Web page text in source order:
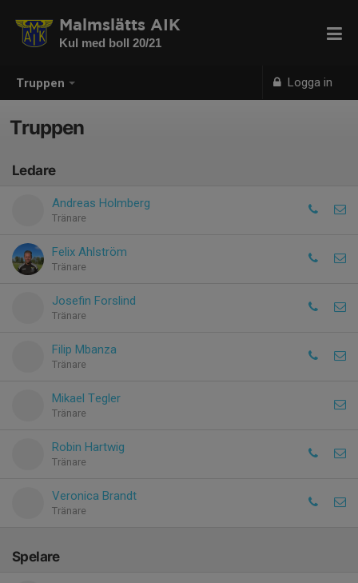
Truppen Logga in
Malmslätts AIK
Kul med boll 20/21
Truppen
Ledare
Andreas Holmberg
Tränare
Felix Ahlström
Tränare
Josefin Forslind
Tränare
Filip Mbanza
Tränare
Mikael Tegler
Tränare
Robin Hartwig
Tränare
Veronica Brandt
Tränare
Spelare